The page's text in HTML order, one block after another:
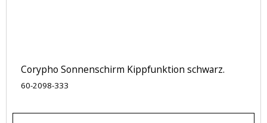
Corypho Sonnenschirm Kippfunktion schwarz.
60-2098-333